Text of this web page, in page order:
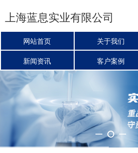
上海蓝息实业有限公司
网站首页 关于我们
新闻资讯
客户案例